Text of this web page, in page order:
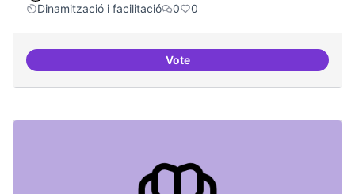
Dinamització i facilitació
0 0
VoteILP Drets Digitals